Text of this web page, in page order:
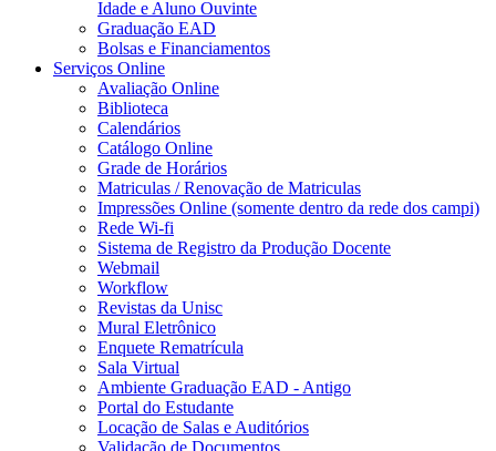
Idade e Aluno Ouvinte
Graduação EAD
Bolsas e Financiamentos
Serviços Online
Avaliação Online
Biblioteca
Calendários
Catálogo Online
Grade de Horários
Matriculas / Renovação de Matriculas
Impressões Online (somente dentro da rede dos campi)
Rede Wi-fi
Sistema de Registro da Produção Docente
Webmail
Workflow
Revistas da Unisc
Mural Eletrônico
Enquete Rematrícula
Sala Virtual
Ambiente Graduação EAD - Antigo
Portal do Estudante
Locação de Salas e Auditórios